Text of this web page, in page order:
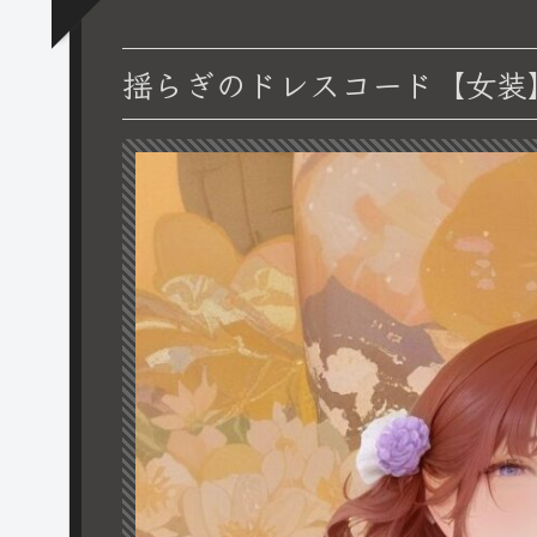
揺らぎのドレスコード【女装